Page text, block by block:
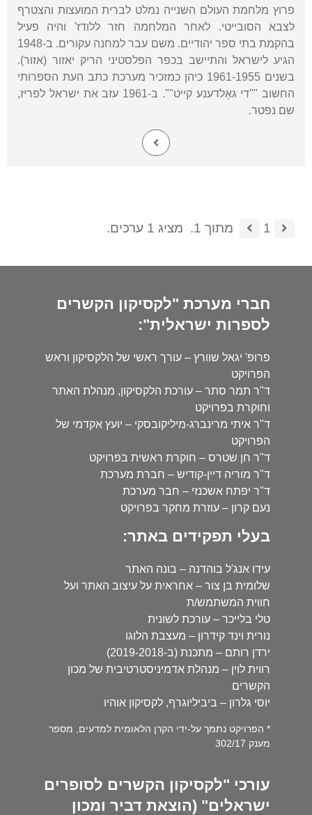
פרוץ מלחמת העולם השנייה נמלט לברית המועצות והצטרף
לצבא הסובייטי. לאחר המלחמה חזר ללודז' והיה פעיל
בהקמת בתי ספר יהודיים. משם עבר למחנה עקורים. ב-1948
הגיע לישראל והתיישב בכפר הפלסטיני הריק יאזור (אזור).
בשנים 1961-1955 כיהן כמזכיר מערכת כתב העת הספרותי
החשוב ""די גאָלדענע קייט"". ב-1961 עזב את ישראל לפריז,
שם נפטר.
1 מתוך 1. מציג 1 ערכים.
חברי מערכת "לקסיקון הקשרים
לספרות ישראלית":
פרופ' יגאל שוורץ – עורך ראשי של הלקסיקון וראש
הפרויקט
ד"ר תמר סתר – עורכת הלקסיקון, מנהלת האתר
וחוקרת בפרויקט
ד"ר איתי מרינברג-מיליקובסקי – יועץ אקדמי של
הפרויקט
ד"ר חן שטרס – חוקרת ראשית בפרויקט
ד"ר מוריה דיין-קודיש – חברת מערכת
ד"ר יפתח אשכנזי – חבר מערכת
נעם קרון – עוזרת מחקר בפרויקט
בעלי תפקידים באתר:
עידו אנג'ל בוהדנה – בונה האתר
שלומית בן צור – אחראית על עיצוב האתר ועל
חווית המשתמש/ת
טלי בלייכר – עורכת לשונית
נורית וינד קידרון – מעצבת הלוגו
ירדן רותם – מתכנת (ב-2019-2018)
רווית לוין – מנהלת אדמיניסטרטיבית של מכון
הקשרים
יוסי גלרון – ביביליוגרף, לקסיקון אוהיו
* הפרויקט נתמך על-ידי הקרן הלאומית למדעים, מספר
מענק 302/17
עורכי "לקסיקון הקשרים לסופרים
ישראלים" (הוצאת דביר ומכון